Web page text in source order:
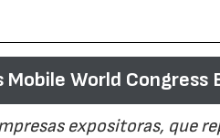
Mobile World Congress
expositoras, que